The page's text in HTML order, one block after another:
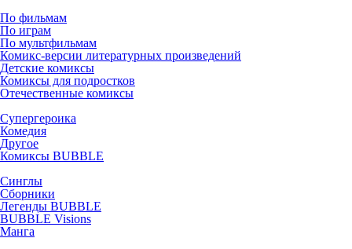
По фильмам
По играм
По мультфильмам
Комикс-версии литературных произведений
Детские комиксы
Комиксы для подростков
Отечественные комиксы
Супергероика
Комедия
Другое
Комиксы BUBBLE
Синглы
Сборники
Легенды BUBBLE
BUBBLE Visions
Манга